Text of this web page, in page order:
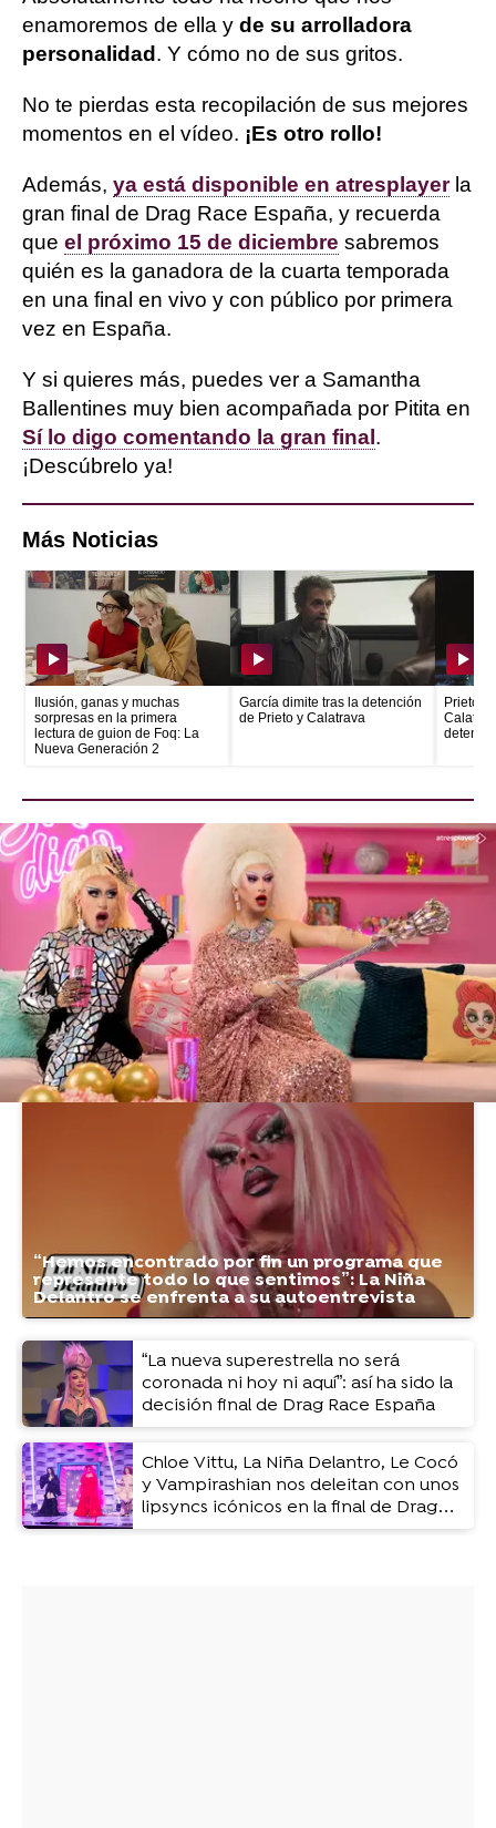
enamoremos de ella y de su arrolladora
personalidad . Y cómo no de sus gritos.
No te pierdas esta recopilación de sus mejores
momentos en el vídeo. ¡Es otro rollo!
Además, ya está disponible en atresplayerla
gran final de Drag Race España, y recuerda
que el próximo 15 de diciembre sabremos
quién es la ganadora de la cuarta temporada
en una final en vivo y con público por primera
vez en España.
Y si quieres más, puedes ver a Samantha
Ballentines muy bien acompañada por Pitita en
Sí lo digo comentando la gran final .
¡Descúbrelo ya!
Más Noticias
Ilusión, ganas y muchas
sorpresas en la primera
lectura de guion de Foq: La
Nueva Generación 2
García dimite tras la detención
de Prieto y Calatrava
Prieto
Atresplayer Premium » Drag Race
La Niña Delantro Drag Race España
Vídeos
“Hemos encontrado por fin un programa que
represente todo lo que sentimos”: La Niña
Delantro se enfrenta a su autoentrevista
“La nueva superestrella no será
coronada ni hoy ni aquí”: así ha sido la
decisión final de Drag Race España
Chloe Vittu, La Niña Delantro, Le Cocó
y Vampirashian nos deleitan con unos
lipsyncs icónicos en la final de Drag
Race